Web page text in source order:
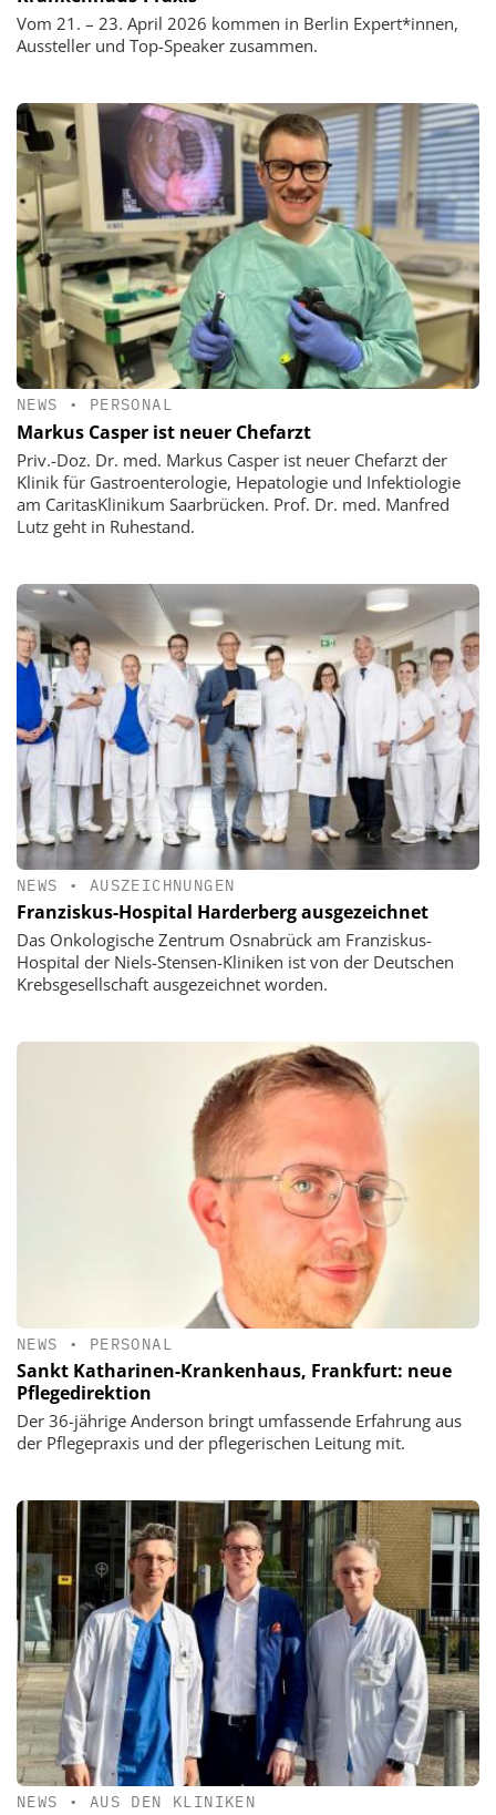
Vom 21. – 23. April 2026 kommen in Berlin Expert*innen,
Aussteller und Top-Speaker zusammen.
NEWS • PERSONAL
Markus Casper ist neuer Chefarzt
Priv.-Doz. Dr. med. Markus Casper ist neuer Chefarzt der
Klinik für Gastroenterologie, Hepatologie und Infektiologie
am CaritasKlinikum Saarbrücken. Prof. Dr. med. Manfred
Lutz geht in Ruhestand.
NEWS • AUSZEICHNUNGEN
Franziskus-Hospital Harderberg ausgezeichnet
Das Onkologische Zentrum Osnabrück am Franziskus-
Hospital der Niels-Stensen-Kliniken ist von der Deutschen
Krebsgesellschaft ausgezeichnet worden.
NEWS • PERSONAL
Sankt Katharinen-Krankenhaus, Frankfurt: neue
Pflegedirektion
Der 36-jährige Anderson bringt umfassende Erfahrung aus
der Pflegepraxis und der pflegerischen Leitung mit.
NEWS • AUS DEN KLINIKEN